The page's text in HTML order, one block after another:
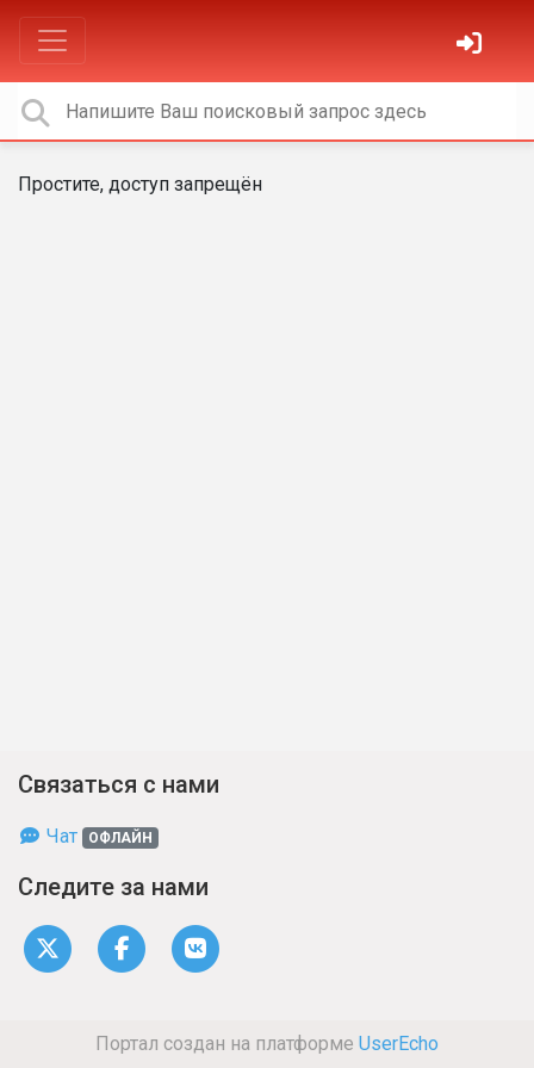
Простите, доступ запрещён
Связаться с нами
Чат ОФЛАЙН
Следите за нами
Портал создан на платформе UserEcho